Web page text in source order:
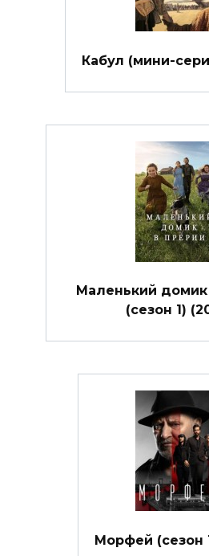
Кабул (мини-
Маленький домик
(сезон 1)
Морфей (сезон